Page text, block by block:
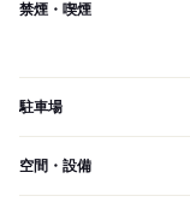
禁煙・喫煙
駐車場
空間・設備